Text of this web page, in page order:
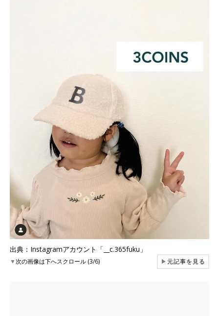
出典：Instagramアカウント「__c.365fuku」
▼次の画像は下へスクロール (3/6) ▶元記事を見る